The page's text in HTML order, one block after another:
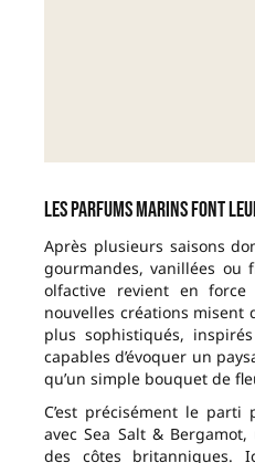
Les parfums marins font
Après plusieurs saisons
gourmandes, vanillées ou
olfactive revient en
nouvelles créations misent
plus sophistiqués,
capables d’évoquer un
qu’un simple bouquet de
C’est précisément le parti
avec Sea Salt &
des côtes britanniques.